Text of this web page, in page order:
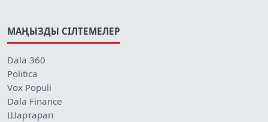
МАҢЫЗДЫ СІЛТЕМЕЛЕР
Dala 360
Politica
Vox Populi
Dala Finance
Шартарап